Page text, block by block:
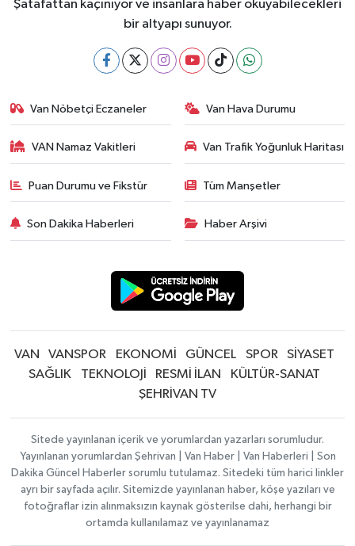
Şatafattan kaçınıyor ve insanlara haber okuyabilecekleri
bir altyapı sunuyor.
Van Nöbetçi Eczaneler Van Hava Durumu
VAN Namaz Vakitleri Van Trafik Yoğunluk Haritası
Puan Durumu ve Fikstür Tüm Manşetler
Son Dakika Haberleri Haber Arşivi
VAN VANSPOR EKONOMİ GÜNCEL SPOR
SİYASET
SAĞLIK
TEKNOLOJİ RESMİ İLAN
KÜLTÜR-SANAT
ŞEHRİVAN TV
Sitede yayınlanan içerik ve yorumlardan yazarları sorumludur.
Yayınlanan yorumlardan Şehrivan | Van Haber | Van Haberleri | Son
Dakika Güncel Haberler sorumlu tutulamaz. Sitedeki tüm harici linkler
ayrı bir sayfada açılır. Sitemizde yayınlanan haber, köşe yazıları ve
fotoğraflar izin alınmaksızın kaynak gösterilse dahi, herhangi bir
ortamda kullanılamaz ve yayınlanamaz